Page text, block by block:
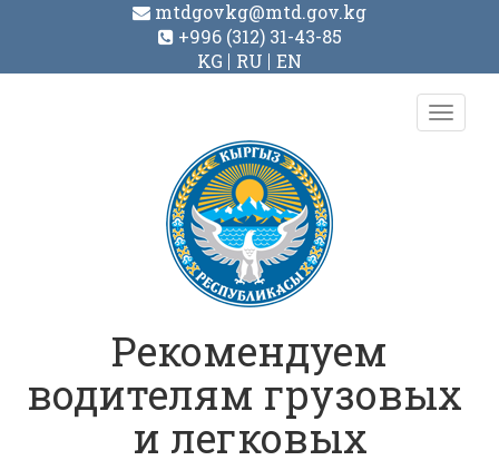
mtdgovkg@mtd.gov.kg
+996 (312) 31-43-85
KG
RU EN
Toggle
Рекомендуем
водителям грузовых
и легковых